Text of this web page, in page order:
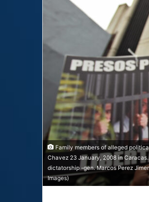
Family members of alleged
Chavez 23 January, 2008 in
dictatorship -gen. Marcos Perez
Images)